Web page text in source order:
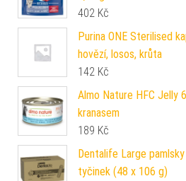
402 Kč
Purina ONE Sterilised
hovězí, losos, krůta
142 Kč
Almo Nature HFC Jelly
kranasem
189 Kč
Dentalife Large
tyčinek (48 x 106 g)